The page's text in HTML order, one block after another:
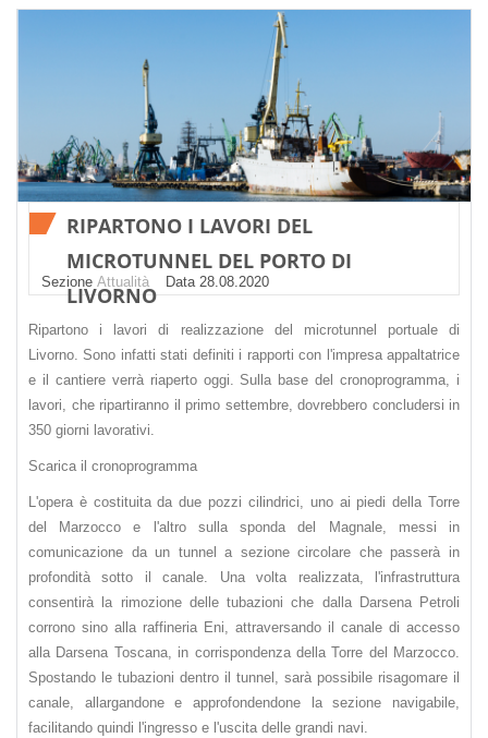
RIPARTONO I LAVORI DEL
MICROTUNNEL DEL PORTO DI
LIVORNO
Sezione Attualità Datа 28.08.2020
Ripartono i lavori di realizzazione del microtunnel portuale di
Livorno. Sono infatti stati definiti i rapporti con l'impresa appaltatrice
e il cantiere verrà riaperto oggi. Sulla base del cronoprogramma, i
lavori, che ripartiranno il primo settembre, dovrebbero concludersi in
350 giorni lavorativi.
Scarica il cronoprogramma
L'opera è costituita da due pozzi cilindrici, uno ai piedi della Torre
del Marzocco e l'altro sulla sponda del Magnale, messi in
comunicazione da un tunnel a sezione circolare che passerà in
profondità sotto il canale. Una volta realizzata, l'infrastruttura
consentirà la rimozione delle tubazioni che dalla Darsena Petroli
corrono sino alla raffineria Eni, attraversando il canale di accesso
alla Darsena Toscana, in corrispondenza della Torre del Marzocco.
Spostando le tubazioni dentro il tunnel, sarà possibile risagomare il
canale, allargandone e approfondendone la sezione navigabile,
facilitando quindi l'ingresso e l'uscita delle grandi navi.